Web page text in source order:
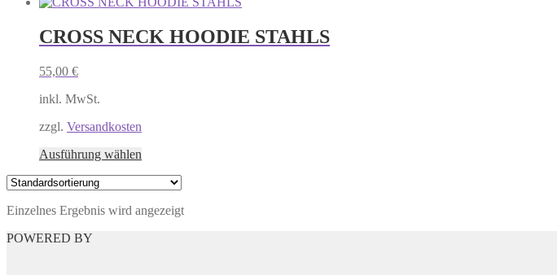
CROSS NECK HOODIE STAHLS
55,00 €
inkl. MwSt.
zzgl. Versandkosten
Ausführung wählen
Varianten
Einzelnes Ergebnis wird angezeigt
POWERED BY